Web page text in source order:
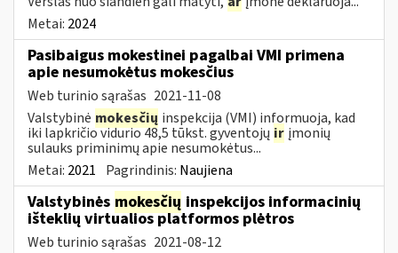
Metai: 2024
Pasibaigus mokestinei pagalbai VMI primena
apie nesumokėtus mokesčius
Web turinio sąrašas 2021-11-08
Valstybinė mokesčių inspekcija (VMI) informuoja, kad
iki lapkričio vidurio 48,5 tūkst. gyventojų ir įmonių
sulauks priminimų apie nesumokėtus...
Metai: 2021 Pagrindinis: Naujiena
Valstybinės mokesčių inspekcijos informacinių
išteklių virtualios platformos plėtros
Web turinio sąrašas 2021-08-12